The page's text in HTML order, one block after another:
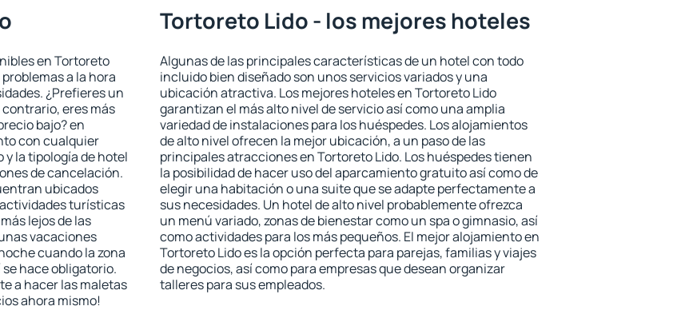
en Tortoreto
a la hora
¿Prefieres un
eres más
bajo? en
con cualquier
la tipología de hotel
de cancelación.
ubicados
turísticas
lejos de las
vacaciones
cuando la zona
hace obligatorio.
a hacer las maletas
ahora mismo!
Tortoreto Lido - los mejores hoteles
Algunas de las principales características de un hotel con todo
incluido bien diseñado son unos servicios variados y una
ubicación atractiva. Los mejores hoteles en Tortoreto Lido
garantizan el más alto nivel de servicio así como una amplia
variedad de instalaciones para los huéspedes. Los alojamientos
de alto nivel ofrecen la mejor ubicación, a un paso de las
principales atracciones en Tortoreto Lido. Los huéspedes tienen
la posibilidad de hacer uso del aparcamiento gratuito así como de
elegir una habitación o una suite que se adapte perfectamente a
sus necesidades. Un hotel de alto nivel probablemente ofrezca
un menú variado, zonas de bienestar como un spa o gimnasio, así
como actividades para los más pequeños. El mejor alojamiento en
Tortoreto Lido es la opción perfecta para parejas, familias y viajes
de negocios, así como para empresas que desean organizar
talleres para sus empleados.